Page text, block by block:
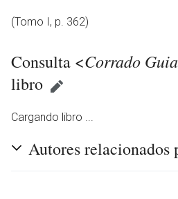
Leer
(Tomo I, p. 362)
Consulta <Corrado
libro
Cargando libro ...
Autores relacionados